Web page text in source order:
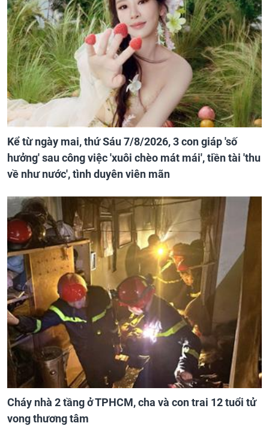
Kể từ ngày mai, thứ Sáu 7/8/2026, 3 con giáp 'số
hưởng' sau công việc 'xuôi chèo mát mái', tiền tài 'thu
về như nước', tình duyên viên mãn
Cháy nhà 2 tầng ở TPHCM, cha và con trai 12 tuổi tử
vong thương tâm